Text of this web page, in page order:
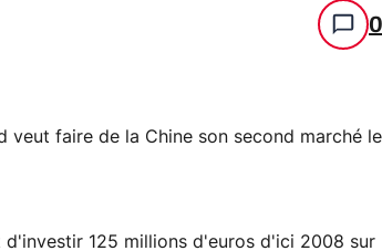
0
veut faire de la Chine son second marché le
125 millions d'euros d'ici 2008 sur